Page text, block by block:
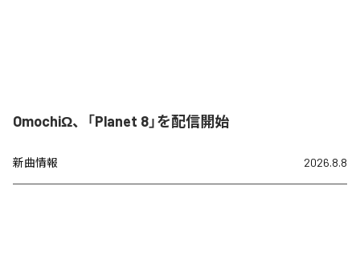
OmochiΩ、「Planet 8」を配信開始
新曲情報 2026.8.8